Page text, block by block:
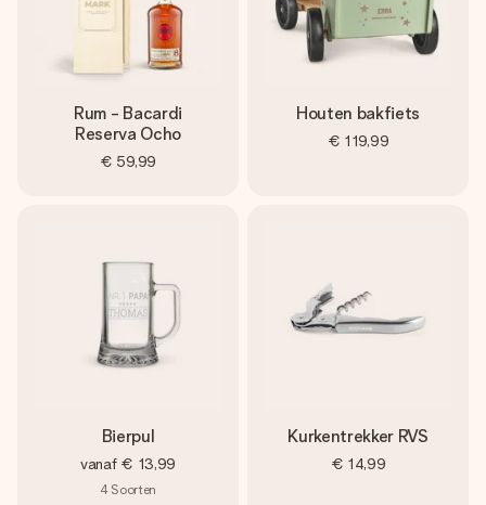
Rum - Bacardi
Reserva Ocho
€ 59,99
Houten bakfiets
€ 119,99
Bierpul
vanaf € 13,99
4 Soorten
Kurkentrekker RVS
€ 14,99